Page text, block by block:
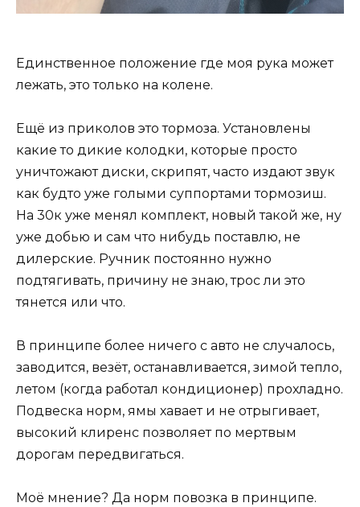
Единственное положение где моя рука может
лежать, это только на колене.
Ещё из приколов это тормоза. Установлены
какие то дикие колодки, которые просто
уничтожают диски, скрипят, часто издают звук
как будто уже голыми суппортами тормозиш.
На 30к уже менял комплект, новый такой же, ну
уже добью и сам что нибудь поставлю, не
дилерские. Ручник постоянно нужно
подтягивать, причину не знаю, трос ли это
тянется или что.
В принципе более ничего с авто не случалось,
заводится, везёт, останавливается, зимой тепло,
летом (когда работал кондиционер) прохладно.
Подвеска норм, ямы хавает и не отрыгивает,
высокий клиренс позволяет по мертвым
дорогам передвигаться.
Моё мнение? Да норм повозка в принципе.